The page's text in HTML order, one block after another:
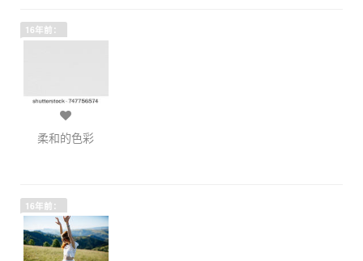
16年前：
柔和的色彩
16年前：